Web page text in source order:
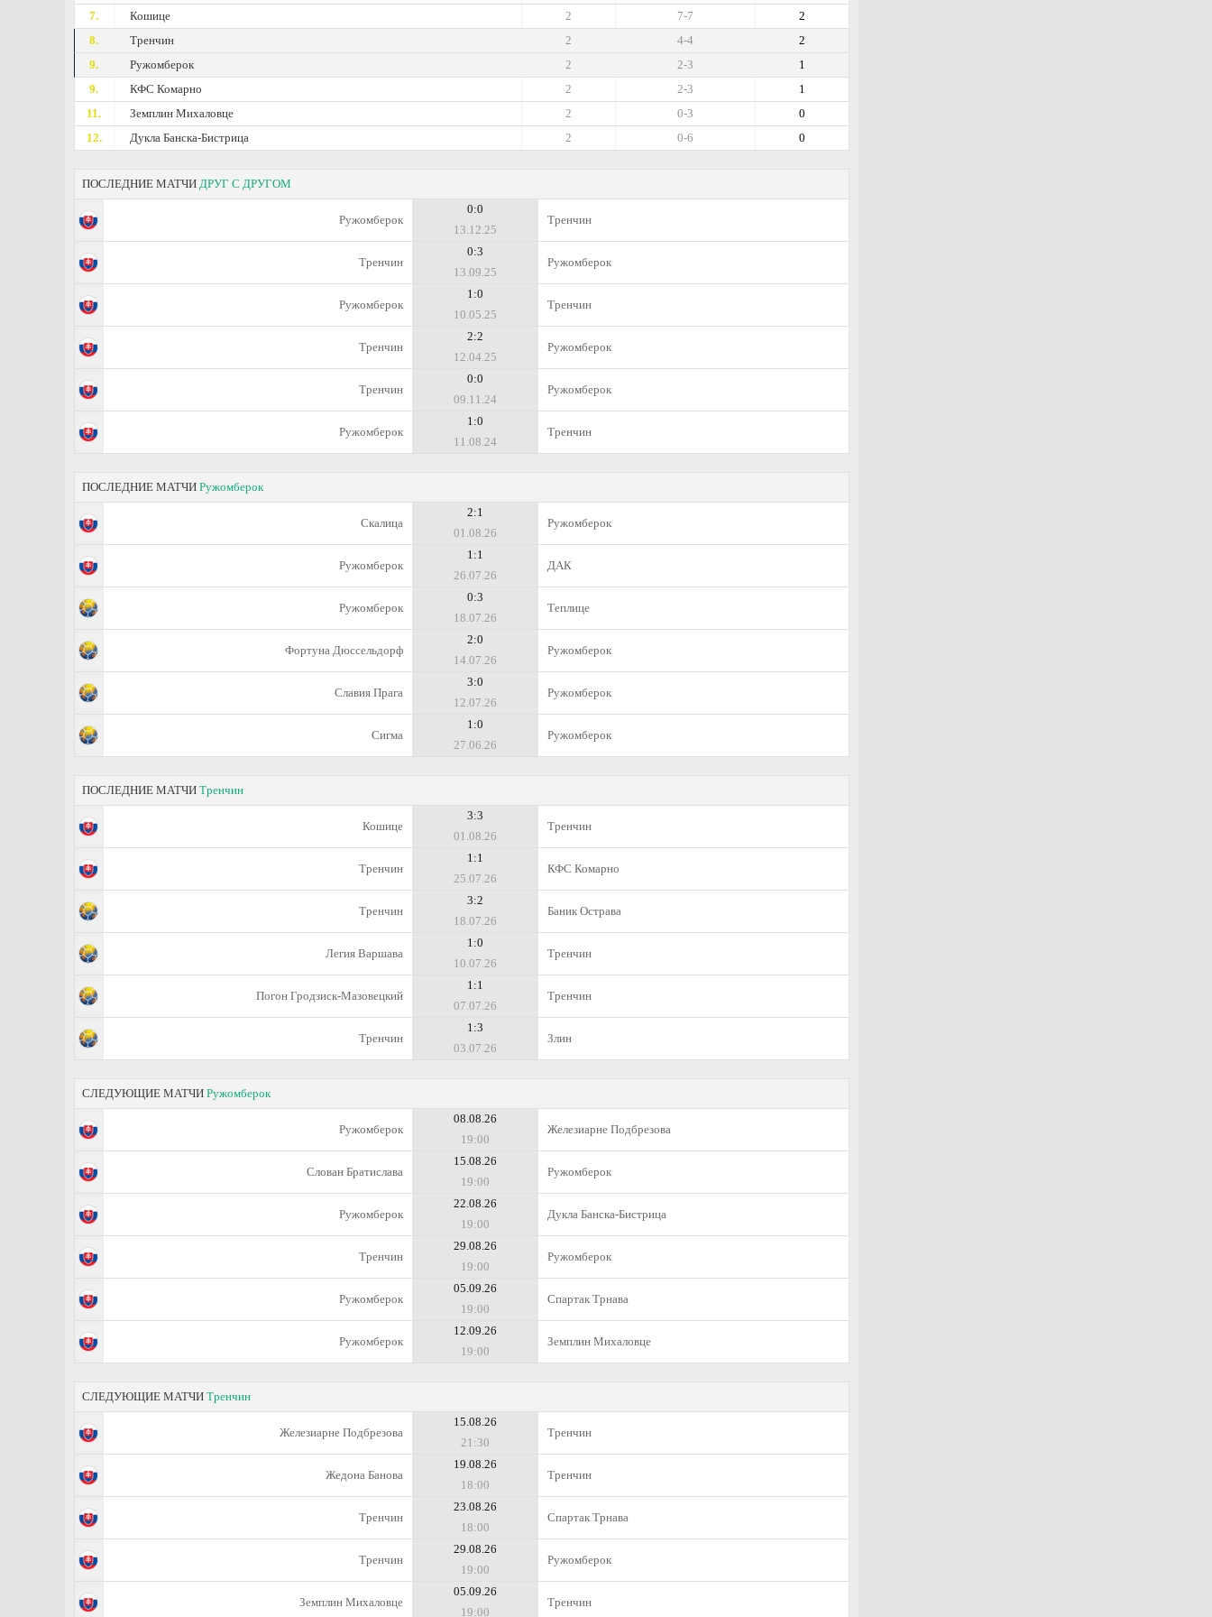
7.
Кошице 2
7-7
2
8.
Тренчин 2
4-4
2
9.
Ружомберок 1
2-3
2
9.
КФС Комарно 1
2-3
2
11.
Земплин Михаловце 0
0-3
2
12.
Дукла Банска-Бистрица 0
0-6
2
ПОСЛЕДНИЕ МАТЧИ ДРУГ С ДРУГОМ
Ружомберок
0:0
13.12.25
Тренчин
Тренчин
0:3
13.09.25
Ружомберок
Ружомберок
1:0
10.05.25
Тренчин
Тренчин
2:2
12.04.25
Ружомберок
Тренчин
0:0
09.11.24
Ружомберок
Ружомберок
1:0
11.08.24
Тренчин
ПОСЛЕДНИЕ МАТЧИ Ружомберок
Скалица
2:1
01.08.26
Ружомберок
Ружомберок
1:1
26.07.26
ДАК
Ружомберок
0:3
18.07.26
Теплице
Фортуна Дюссельдорф
2:0
14.07.26
Ружомберок
Славия Прага
3:0
12.07.26
Ружомберок
Сигма
1:0
27.06.26
Ружомберок
ПОСЛЕДНИЕ МАТЧИ Тренчин
Кошице
3:3
01.08.26
Тренчин
Тренчин
1:1
25.07.26
КФС Комарно
Тренчин
3:2
18.07.26
Баник Острава
Легия Варшава
1:0
10.07.26
Тренчин
Погон Гродзиск-Мазовецкий
1:1
07.07.26
Тренчин
Тренчин
1:3
03.07.26
Злин
СЛЕДУЮЩИЕ МАТЧИ Ружомберок
Ружомберок
08.08.26
19:00
Железиарне Подбрезова
Слован Братислава
15.08.26
19:00
Ружомберок
Ружомберок
22.08.26
19:00
Дукла Банска-Бистрица
Тренчин
29.08.26
19:00
Ружомберок
Ружомберок
05.09.26
19:00
Спартак Трнава
Ружомберок
12.09.26
19:00
Земплин Михаловце
СЛЕДУЮЩИЕ МАТЧИ Тренчин
Железиарне Подбрезова
15.08.26
21:30
Тренчин
Жедона Банова
19.08.26
18:00
Тренчин
Тренчин
23.08.26
18:00
Спартак Трнава
Тренчин
29.08.26
19:00
Ружомберок
Земплин Михаловце
05.09.26
19:00
Тренчин